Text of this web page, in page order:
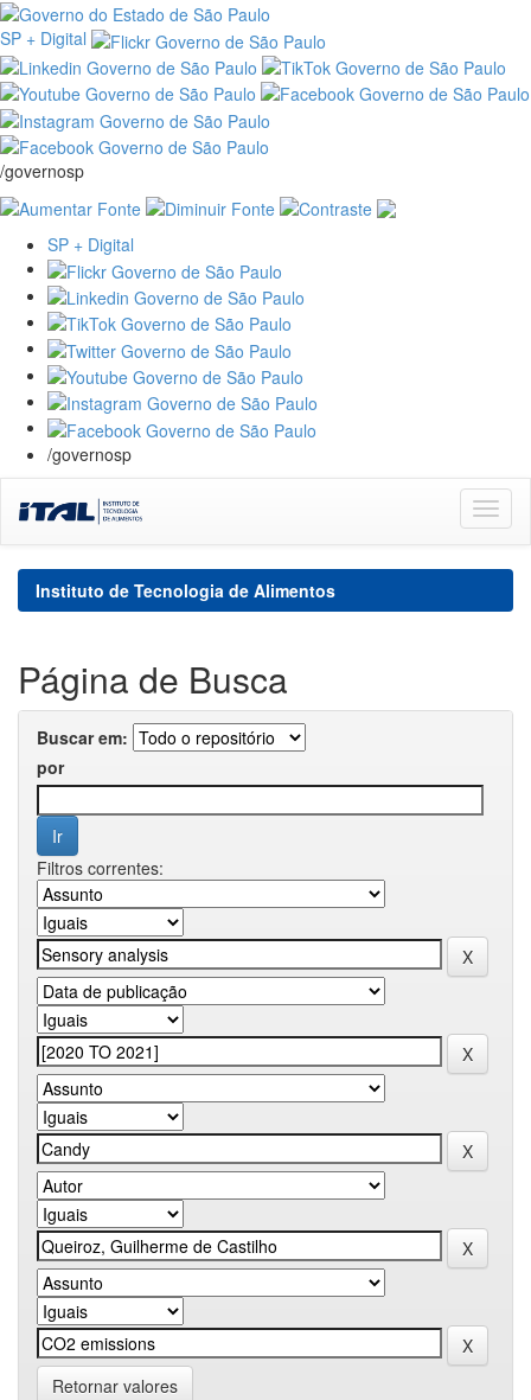
SP + Digital
/governosp
SP + Digital
/governosp
navigation
Instituto de Tecnologia de Alimentos
Página de Busca
Buscar em:
por
Filtros correntes:
Retornar valores